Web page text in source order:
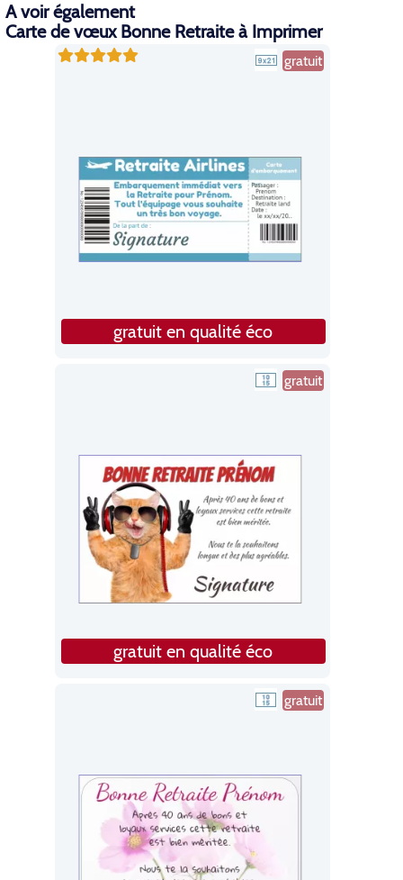
A voir également
Carte de vœux Bonne Retraite à Imprimer
gratuit
gratuit en qualité éco
gratuit
gratuit en qualité éco
gratuit